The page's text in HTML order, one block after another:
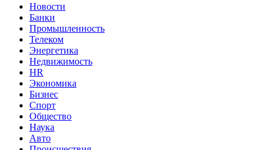
Новости
Банки
Промышленность
Телеком
Энергетика
Недвижимость
HR
Экономика
Бизнес
Спорт
Общество
Наука
Авто